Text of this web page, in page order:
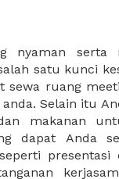
nyaman serta
satu kunci
sewa ruang
Selain itu
makanan
dapat Anda
presentasi
diatur
sesuai
dengan
akan